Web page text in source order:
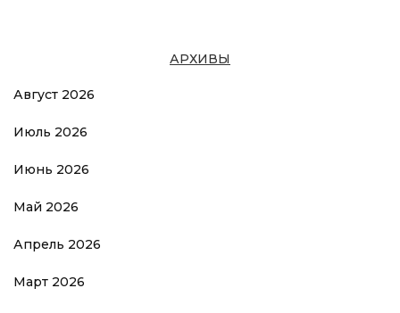
АРХИВЫ
Август 2026
Июль 2026
Июнь 2026
Май 2026
Апрель 2026
Март 2026